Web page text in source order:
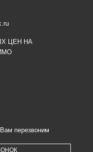
ЦЕН НА
перезвоним